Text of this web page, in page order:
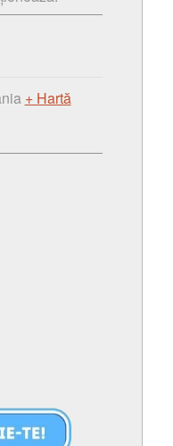
+ Hartă